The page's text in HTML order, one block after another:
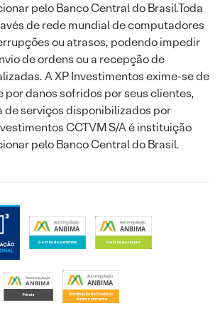
pelo Banco Central do Brasil.Toda
de rede mundial de computadores
ou atrasos, podendo impedir
de ordens ou a recepção de
A XP Investimentos exime-se de
danos sofridos por seus clientes,
de serviços disponibilizados por
CCTVM S/A é instituição
pelo Banco Central do Brasil.